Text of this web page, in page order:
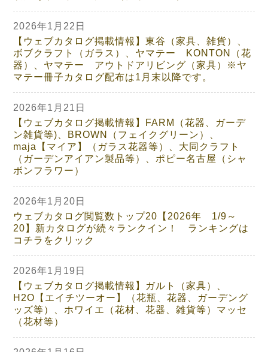
2026年1月22日
【ウェブカタログ掲載情報】東谷（家具、雑貨）、
ボブクラフト（ガラス）、ヤマテー KONTON（花
器）、ヤマテー アウトドアリビング（家具）※ヤ
マテー冊子カタログ配布は1月末以降です。
2026年1月21日
【ウェブカタログ掲載情報】FARM（花器、ガーデ
ン雑貨等)、BROWN（フェイクグリーン）、
maja【マイア】（ガラス花器等）、大同クラフト
（ガーデンアイアン製品等）、ポピー名古屋（シャ
ボンフラワー）
2026年1月20日
ウェブカタログ閲覧数トップ20【2026年 1/9～
20】新カタログが続々ランクイン！ ランキングは
コチラをクリック
2026年1月19日
【ウェブカタログ掲載情報】ガルト（家具）、
H2O【エイチツーオー】（花瓶、花器、ガーデング
ッズ等）、ホワイエ（花材、花器、雑貨等）マッセ
（花材等）